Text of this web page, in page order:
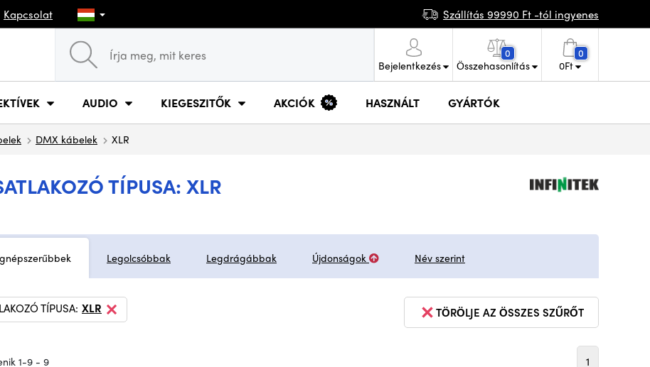
Kapcsolat Szállítás 99990 Ft -tól ingyenes
Bejelentkezés
0
Összehasonlítás
0
0Ft
AUDIO KIEGESZITŐK AKCIÓK HASZNÁLT GYÁRTÓK
DMX kábelek XLR
TÍPUSA: XLR
Legolcsóbbak Legdrágábbak Újdonságok Név szerint
TÖRÖLJE AZ ÖSSZES SZŰRŐT
TÍPUSA: XLR
1-9 - 9 1